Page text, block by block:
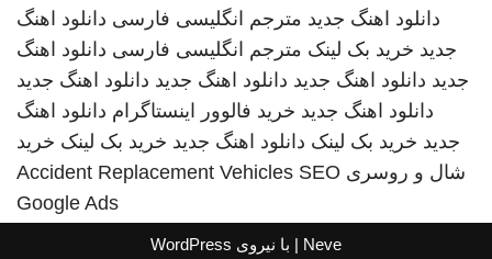
دانلود اهنگ جدید مترجم انگلیسی فارسی دانلود اهنگ
جدید خرید بک لینک مترجم انگلیسی فارسی دانلود اهنگ
جدید دانلود اهنگ جدید دانلود اهنگ جدید دانلود اهنگ جدید
دانلود اهنگ جدید خرید فالوور اینستاگرام دانلود اهنگ
جدید خرید بک لینک دانلود اهنگ جدید خرید بک لینک خرید
شال و روسری
Accident Replacement Vehicles SEO
Google Ads
Neve | با نیروی WordPress